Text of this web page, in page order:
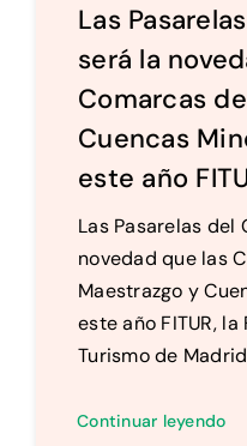
Las
será la
Comarcas
Cuencas
este año
Las Pasarelas del
novedad que las
Maestrazgo y
este año FITUR,
Turismo de
Continuar leyendo